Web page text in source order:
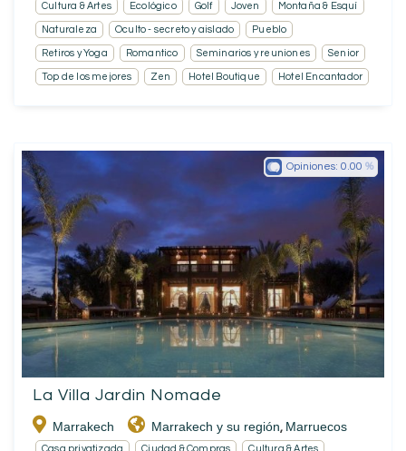
Cultura & Artes Ecológico Golf Joven Montaña & Esquí
Naturaleza Oculto - secreto y aislado Pueblo
Retiros y Yoga Romantico Seminarios y reuniones Senior
Top de los mejores Zen Hotel Boutique Hotel Encantador
La Villa Jardin Nomade
Marrakech Marrakech y su región, Marruecos
Opiniones: 0.00
Casa privatizada Ciudad & Compras Cultura & Artes